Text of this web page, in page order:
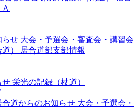
らせ 大会・予選会・審査会・講習会
）
居合道部支部情報
せ 栄光の記録（杖道）
合道からのお知らせ 大会・予選会・